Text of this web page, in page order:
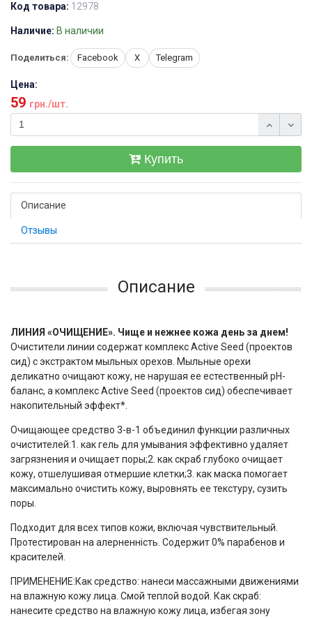
Код товара: 12978
Наличие: В наличии
Поделиться: Facebook X Telegram
Цена:
59 грн./шт.
Купить
Описание
Отзывы
Описание
ЛИНИЯ «ОЧИЩЕНИЕ». Чище и нежнее кожа день за днем!
Очистители линии содержат комплекс Active Seed (проектов
сид) с экстрактом мыльных орехов. Мыльные орехи
деликатно очищают кожу, не нарушая ее естественный рН-
баланс, а комплекс Active Seed (проектов сид) обеспечивает
накопительный эффект*.
Очищающее средство 3-в-1 объединил функции различных
очистителей:1. как гель для умывания эффективно удаляет
загрязнения и очищает поры;2. как скраб глубоко очищает
кожу, отшелушивая отмершие клетки;3. как маска помогает
максимально очистить кожу, выровнять ее текстуру, сузить
поры.
Подходит для всех типов кожи, включая чувствительный.
Протестирован на алерненність. Содержит 0% парабенов и
красителей.
ПРИМЕНЕНИЕ:Как средство: нанеси массажными движениями
на влажную кожу лица. Смой теплой водой. Как скраб:
нанесите средство на влажную кожу лица, избегая зону